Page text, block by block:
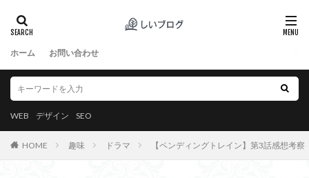
ホーム お問い合わせ
WEB デザイン SEO
HOME 趣味 ドラマ 【ペンディングトレイン】第3話感想考